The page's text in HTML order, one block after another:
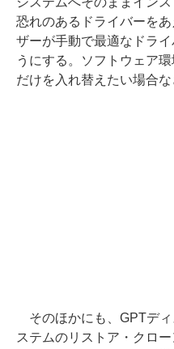
恐れのあるドライバーを
ザーが手動で最適なドラ
うにする。ソフトウェア
だけを入れ替えたい場合な
そのほかにも、GPTデ
ステムのリストア・クロ